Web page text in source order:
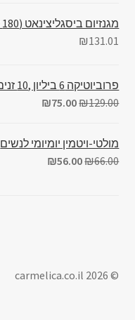
מגנזיום ביסגליצינאט (180 כמוסות)
₪131.01
פרוביוטיקה 6 ביליון ,10 זנים שונים 60 כמוסות
₪129.00
₪75.00
מולטי-ויטמין יומיומי לנשים
₪66.00
₪56.00
© carmelica.co.il 2026